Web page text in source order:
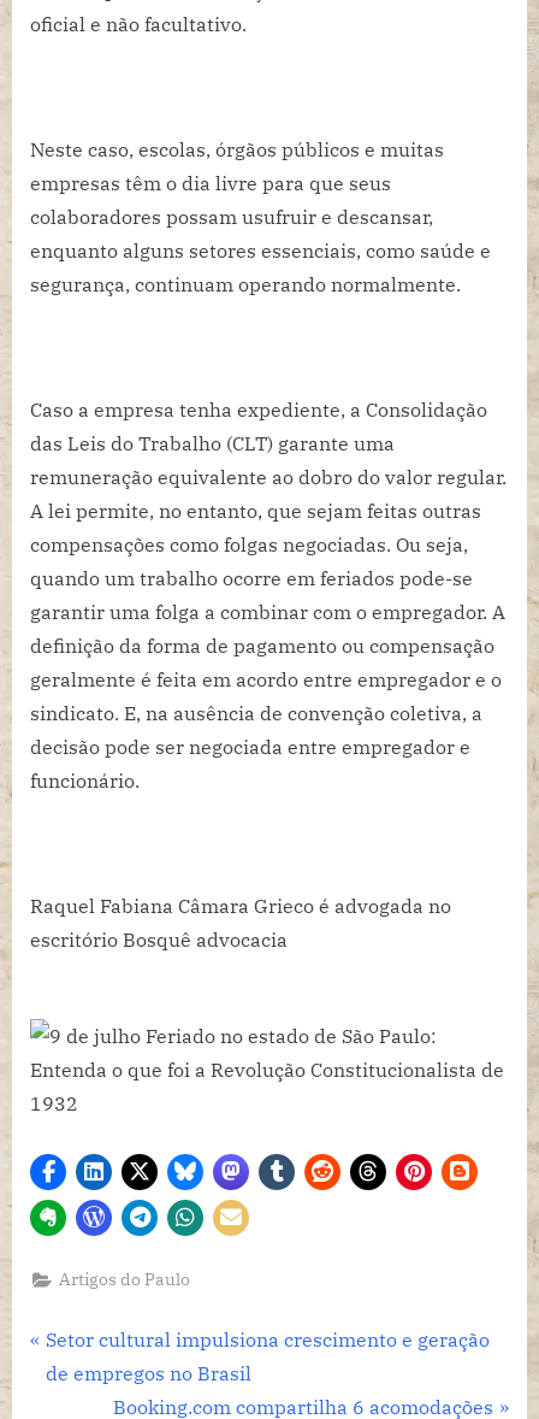
oficial e não facultativo.
Neste caso, escolas, órgãos públicos e muitas
empresas têm o dia livre para que seus
colaboradores possam usufruir e descansar,
enquanto alguns setores essenciais, como saúde e
segurança, continuam operando normalmente.
Caso a empresa tenha expediente, a Consolidação
das Leis do Trabalho (CLT) garante uma
remuneração equivalente ao dobro do valor regular.
A lei permite, no entanto, que sejam feitas outras
compensações como folgas negociadas. Ou seja,
quando um trabalho ocorre em feriados pode-se
garantir uma folga a combinar com o empregador. A
definição da forma de pagamento ou compensação
geralmente é feita em acordo entre empregador e o
sindicato. E, na ausência de convenção coletiva, a
decisão pode ser negociada entre empregador e
funcionário.
Raquel Fabiana Câmara Grieco é advogada no
escritório Bosquê advocacia
Artigos do Paulo
Navegação
P
r
Setor cultural impulsiona crescimento e geração
de empregos no Brasil
N
Booking.com compartilha 6 acomodações